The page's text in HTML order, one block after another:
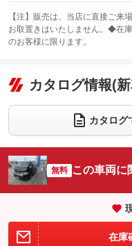
：装備なし
サンルーフ
：装備なし
リフトアップ
：装備なし
ダウンヒルアシストコント
パワーウィンドウ
：装備あり
アイドリングストップ
：装備なし
USB入力端子
：装備なし
センターデフロック
：装備なし
カーナビ：メモリーナビ他
：装備あり
TV
：装備なし
ビジュアル：-／DVD再生
：装備あり
革シート
：装備なし
キーレス
：装備あり
HID(キセノンライト)
：装備なし
エアロ
：装備なし
【注】販売は、当店に直接ご
お取置きはいたしません。◆在
のお客様に限ります。
カタログ情報(
カタログ
無料 この車両に
在庫